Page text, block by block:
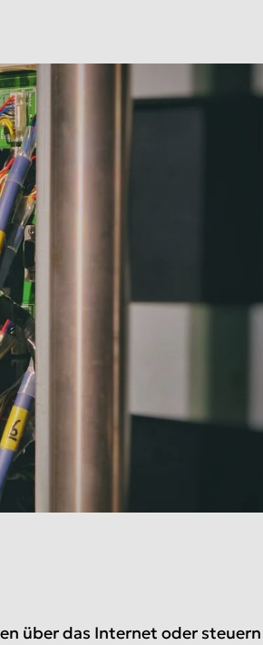
über das Internet oder steuern